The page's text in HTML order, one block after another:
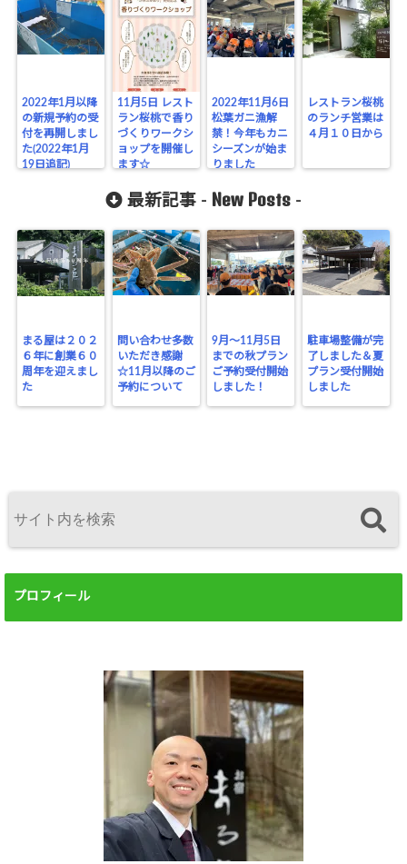
2022年1月以降
の新規予約の受
付を再開しまし
た(2022年1月
19日追記)
11月5日 レスト
ラン桜桃で香り
づくりワークシ
ョップを開催し
ます☆
2022年11月6日
松葉ガニ漁解
禁！今年もカニ
シーズンが始ま
りました
レストラン桜桃
のランチ営業は
４月１０日から
最新記事 - New Posts -
まる屋は２０２
６年に創業６０
周年を迎えまし
た
問い合わせ多数
いただき感謝
☆11月以降のご
予約について
9月～11月5日
までの秋プラン
ご予約受付開始
しました！
駐車場整備が完
了しました＆夏
プラン受付開始
しました
プロフィール